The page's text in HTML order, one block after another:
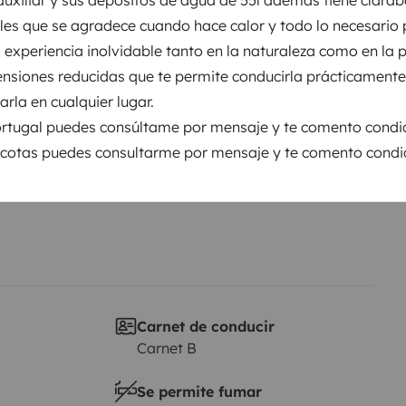
que se agradece cuando hace calor y todo lo necesario
inolvidable tanto en la naturaleza como en la
reducidas que te permite conducirla
en cualquier lugar.
puedes consúltame por mensaje y te comento
puedes consultarme por mensaje y te comento
Puesta en circulación:
2004
Altura
2,1 m
Carnet de conducir
Carnet B
Se permite fumar